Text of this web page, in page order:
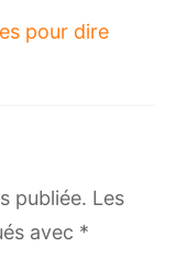
pour dire
publiée. Les
avec *